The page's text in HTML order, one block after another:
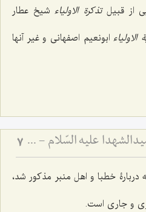
از قبیلتذکرة الاولیاءشیخ عطار
الاولیاءابونعیم اصفهانی و غیر آنها
آداب مجالس عزاداری سیدالشهدا علیه السّلام - و دستورات بزرگان راجع به ماه‌های محرم و صفر 7
دربارۀ خطبا و اهل منبر مذکور شد،
و جاری است.